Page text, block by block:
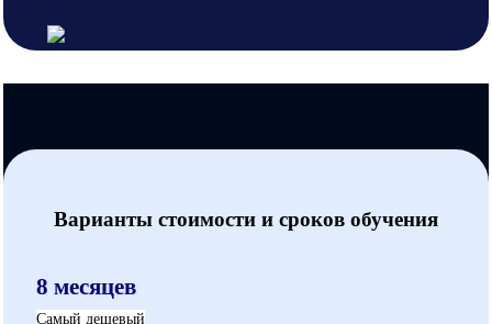
Варианты стоимости и сроков обучения
8 месяцев
Самый дешевый